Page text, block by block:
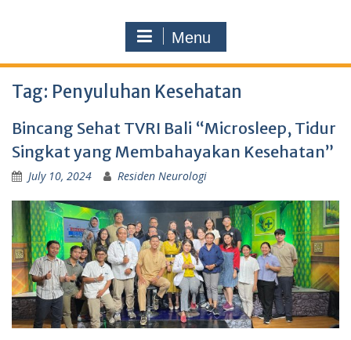
Menu
Tag: Penyuluhan Kesehatan
Bincang Sehat TVRI Bali “Microsleep, Tidur
Singkat yang Membahayakan Kesehatan”
July 10, 2024 Residen Neurologi